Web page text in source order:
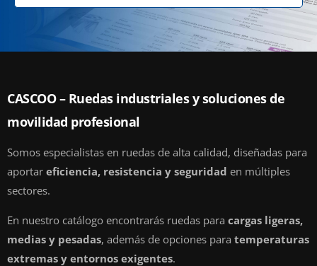
CASCOO – Ruedas industriales y soluciones de
movilidad profesional
Somos especialistas en ruedas de alta calidad, diseñadas para
aportar eficiencia, resistencia y seguridad en múltiples
sectores.
En nuestro catálogo encontrarás ruedas para cargas ligeras,
medias y pesadas, además de opciones para temperaturas
extremas y entornos exigentes.